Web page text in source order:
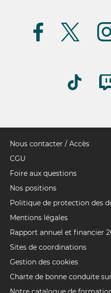
Pied
de
Nous contacter / Accès
CGU
Foire aux questions
Nos positions
Politique de protection des
Mentions légales
Rapport annuel et financier
Sites de coordinations
Gestion des cookies
Charte de bonne conduite